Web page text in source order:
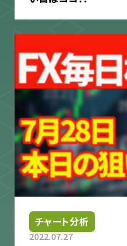
チャート分析
2022.07.27